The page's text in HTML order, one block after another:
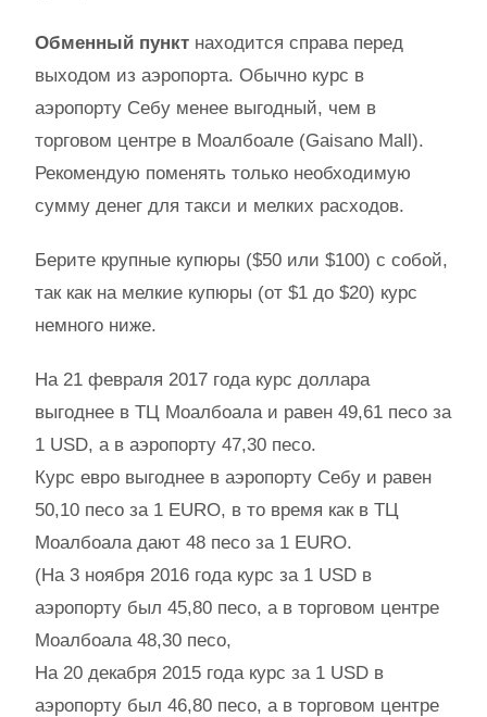
Обменный пункт находится справа перед
выходом из аэропорта. Обычно курс в
аэропорту Себу менее выгодный, чем в
торговом центре в Моалбоале (Gaisano Mall).
Рекомендую поменять только необходимую
сумму денег для такси и мелких расходов.
Берите крупные купюры ($50 или $100) с собой,
так как на мелкие купюры (от $1 до $20) курс
немного ниже.
На 21 февраля 2017 года курс доллара
выгоднее в ТЦ Моалбоала и равен 49,61 песо за
1 USD, а в аэропорту 47,30 песо.
Курс евро выгоднее в аэропорту Себу и равен
50,10 песо за 1 EURO, в то время как в ТЦ
Моалбоала дают 48 песо за 1 EURO.
(На 3 ноября 2016 года курс за 1 USD в
аэропорту был 45,80 песо, а в торговом центре
Моалбоала 48,30 песо,
На 20 декабря 2015 года курс за 1 USD в
аэропорту был 46,80 песо, а в торговом центре